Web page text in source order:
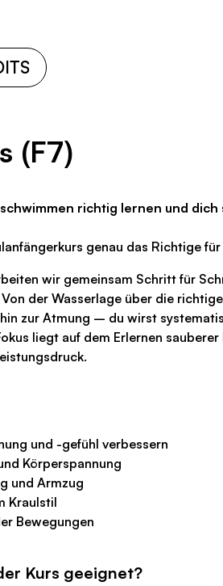
(F7)
richtig lernen und dich
genau das Richtige
wir gemeinsam Schritt für
der Wasserlage über die
zur Atmung – du wirst
liegt auf dem Erlernen
und -gefühl verbessern
Körperspannung
und Armzug
Kraulstil
Bewegungen
Kurs geeignet?